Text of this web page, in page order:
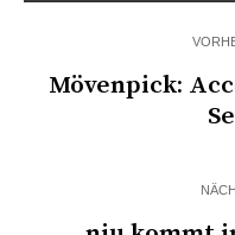
Mövenpick: